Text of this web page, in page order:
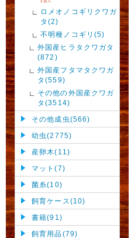
ロメオノコギリクワガ
タ(2)
不明種ノコギリ(5)
外国産ヒラタクワガタ
(872)
外国産フタマタクワガ
タ(559)
その他の外国産クワガ
タ(3514)
その他成虫(566)
幼虫(2775)
産卵木(11)
マット(7)
菌糸(10)
飼育ケース(10)
書籍(91)
飼育用品(79)